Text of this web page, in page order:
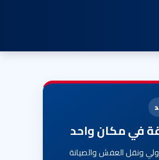
في مكان واحد
ونقل العفش والصيانة